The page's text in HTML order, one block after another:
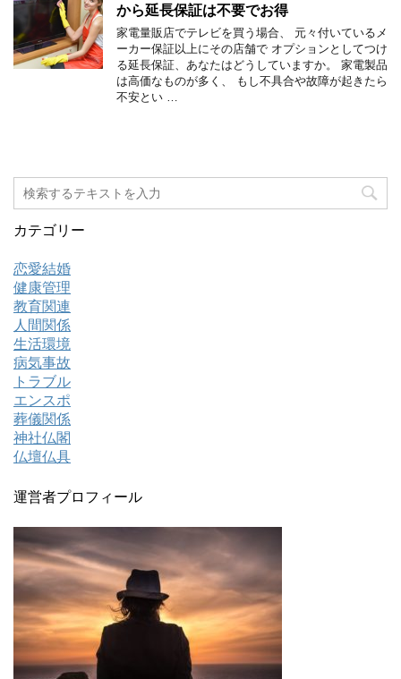
から延長保証は不要でお得
家電量販店でテレビを買う場合、 元々付いているメ
ーカー保証以上にその店舗で オプションとしてつけ
る延長保証、あなたはどうしていますか。 家電製品
は高価なものが多く、 もし不具合や故障が起きたら
不安とい …
カテゴリー
恋愛結婚
健康管理
教育関連
人間関係
生活環境
病気事故
トラブル
エンスポ
葬儀関係
神社仏閣
仏壇仏具
運営者プロフィール